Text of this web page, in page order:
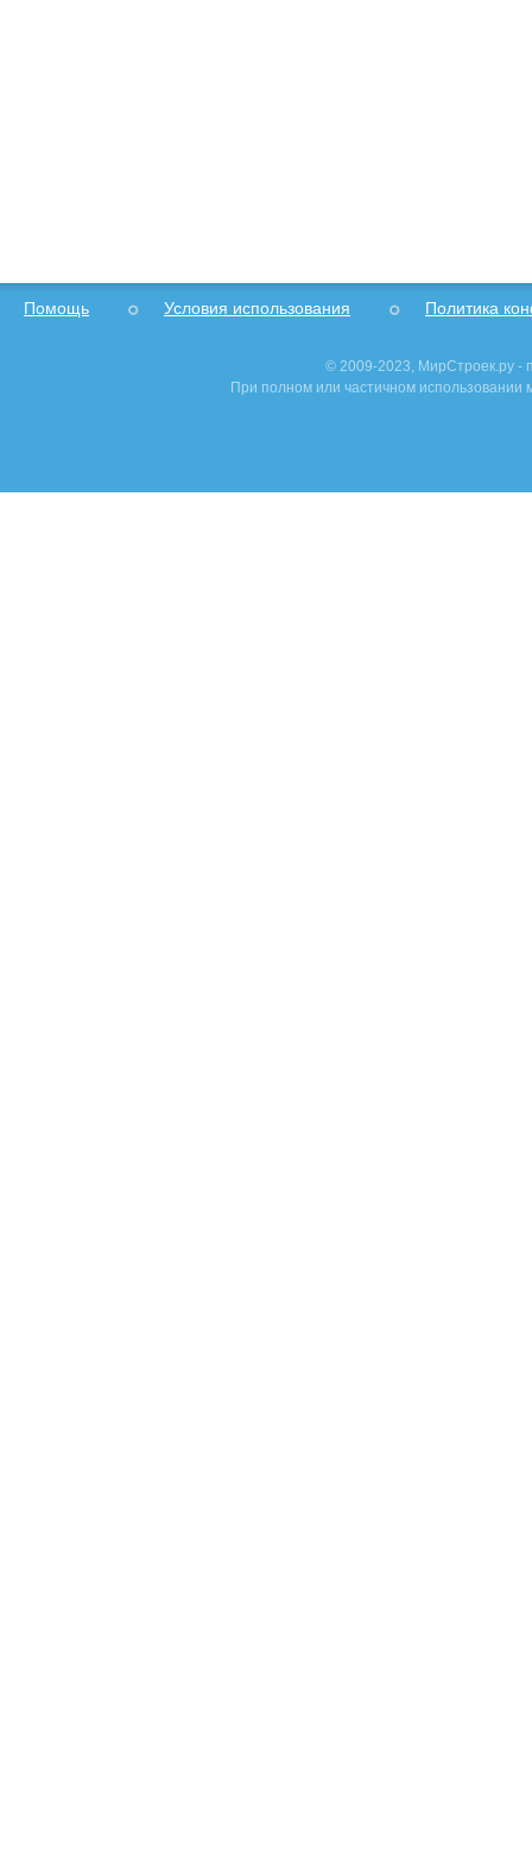
Помощь Условия использования Политика
© 2009-2023, МирСтроек.ру -
При полном или частичном использовании